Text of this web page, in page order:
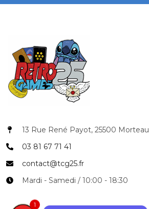
13 Rue René Payot, 25500 Morteau
03 81 67 71 41
contact@tcg25.fr
Mardi - Samedi / 10:00 - 18:30
COUPONX0908740603
1